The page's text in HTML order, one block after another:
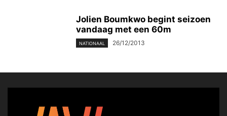
Jolien Boumkwo begint seizoen
vandaag met een 60m
NATIONAAL 26/12/2013